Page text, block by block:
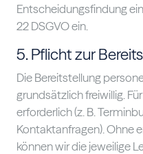
Entscheidungsfindung
22 DSGVO ein.
5. Pflicht zur
Die Bereitstellung
grundsätzlich freiwillig.
erforderlich (z. B.
Kontaktanfragen). Ohne
können wir die jeweilige